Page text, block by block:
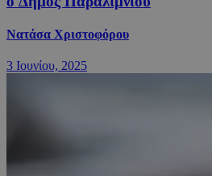
Νατάσα Χριστοφόρου
3 Ιουνίου, 2025